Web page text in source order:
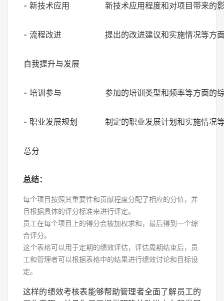
- 新技术应用 新技术应用程度和对项目带来的
- 流程改进 提出的改进建议和实施情况等方
自我提升与发展
- 培训参与 参加的培训类型和频率等方面的
- 职业发展规划 制定的职业发展计划和实施情况
总分
总结：
每个项目按照其重要性和贡献程度分配了相应的分值，并
且根据具体的评分标准来进行评定。
员工在每个项目上的得分会被加权求和，最后得到一个综
合评分。
这个表格可以用于定期的绩效评估，评估周期结束后，员
工和管理者可以根据表格中的结果进行绩效讨论和目标设
定。
这样的绩效考核表能够帮助管理者全面了解员工的